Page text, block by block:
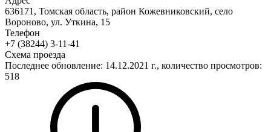
636171, Томская область, район Кожевниковский, село
Вороново, ул. Уткина, 15
Телефон
+7 (38244) 3-11-41
Схема проезда
Последнее обновление: 14.12.2021 г., количество просмотров:
518